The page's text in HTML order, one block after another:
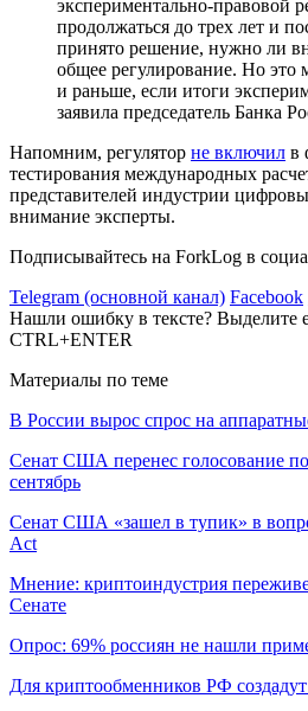
экспериментально-правовой
продолжаться до трех лет и
принято решение, нужно ли
общее регулирование. Но это
и раньше, если итоги
заявила председатель Банка
Напомним, регулятор не включил в
тестирования международных
представителей индустрии
внимание эксперты.
Подписывайтесь на ForkLog в
Telegram (основной канал) Facebook
Нашли ошибку в тексте? Выделите
CTRL+ENTER
Материалы по теме
В России вырос спрос на
Сенат США перенес голосование
сентябрь
Сенат США «зашел в тупик» в
Act
Мнение: криптоиндустрия
Сенате
Опрос: 69% россиян не нашли
Для криптообменников РФ